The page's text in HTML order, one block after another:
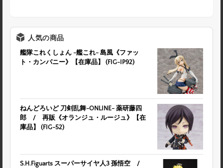
人気の商品
艦隊これくしょん -艦これ- 島風《ファッ
ト・カンパニー》【在庫品】 (FIG-IP92)
ねんどろいど 刀剣乱舞-ONLINE- 薬研藤四
郎 / 再販《オランジュ・ルージュ》【在
庫品】 (FIG-52)
S.H.Figuarts スーパーサイヤ人3 孫悟空 /